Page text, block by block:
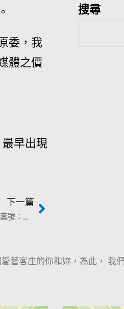
委，我
體之價
最早出現
下一篇
111年「客家電影系列講座」勞務採購案（案號：HPCF1110014）公告
搜尋
著客庄的你和妳，為此， 我